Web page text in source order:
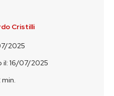
Cristilli
2025
il: 16/07/2025
min.